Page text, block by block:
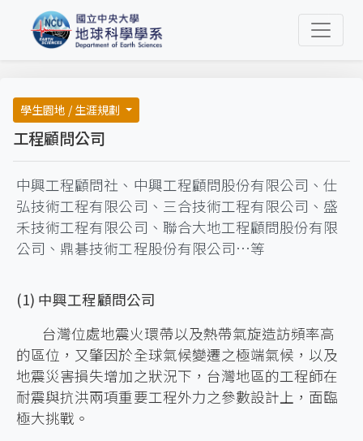
學生園地 / 生涯規劃
工程顧問公司
中興工程顧問社、中興工程顧問股份有限公司、仕
弘技術工程有限公司、三合技術工程有限公司、盛
禾技術工程有限公司、聯合大地工程顧問股份有限
公司、鼎碁技術工程股份有限公司…等
(1) 中興工程顧問公司
台灣位處地震火環帶以及熱帶氣旋造訪頻率高
的區位，又肇因於全球氣候變遷之極端氣候，以及
地震災害損失增加之狀況下，台灣地區的工程師在
耐震與抗洪兩項重要工程外力之參數設計上，面臨
極大挑戰。